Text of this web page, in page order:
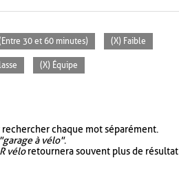
30 et 60 minutes) (X) Faible
(X) Équipe
chaque mot séparément.
"garage à vélo".
véloretournera souvent plus de résultat